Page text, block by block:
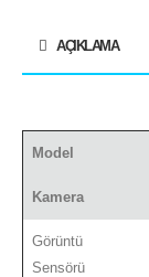
AÇIKLAMA
Model
Kamera
Görüntü
Sensörü